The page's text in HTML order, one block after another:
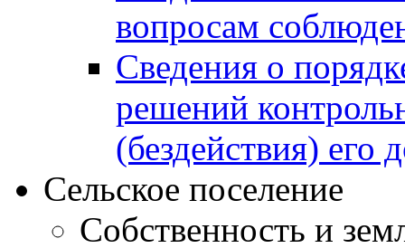
вопросам
Сведения о
решений
(бездействия) его
Сельское поселение
Собственность и